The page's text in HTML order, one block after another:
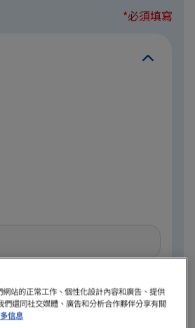
*必須填寫
站的正常工作、個性化設計內容和廣告、提供
們還同社交媒體、廣告和分析合作夥伴分享有關
信息